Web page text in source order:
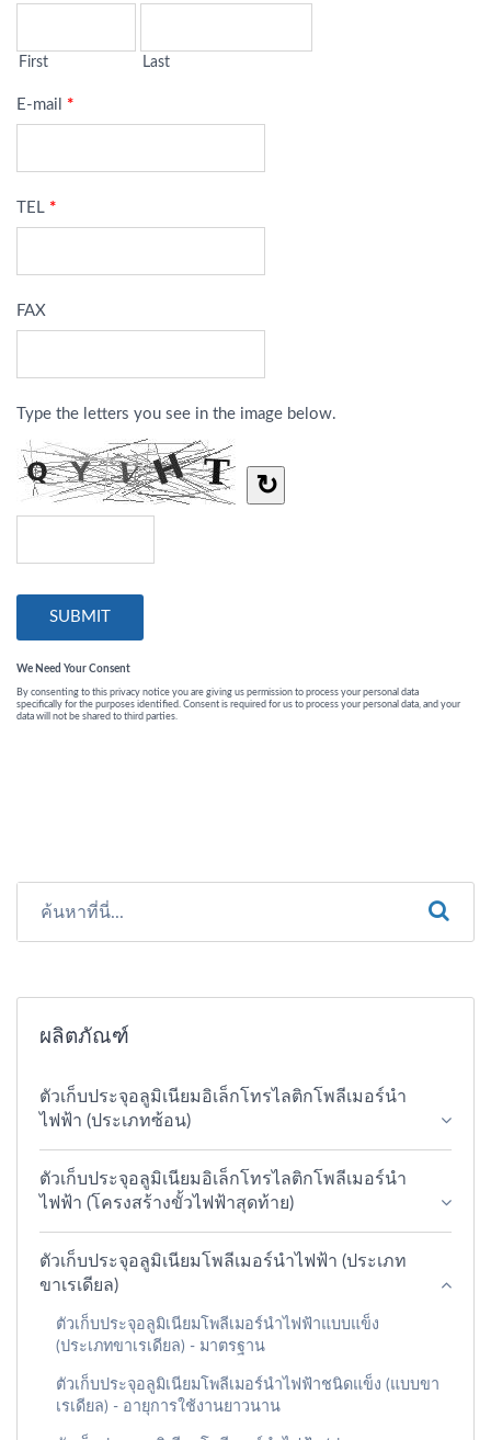
ผลิตภัณฑ์
ตัวเก็บประจุอลูมิเนียมอิเล็กโทรไลติกโพลีเมอร์นำ
ไฟฟ้า (ประเภทซ้อน)
ตัวเก็บประจุอลูมิเนียมอิเล็กโทรไลติกโพลีเมอร์นำ
ไฟฟ้า (โครงสร้างขั้วไฟฟ้าสุดท้าย)
ตัวเก็บประจุอลูมิเนียมโพลีเมอร์นำไฟฟ้า (ประเภท
ขาเรเดียล)
ตัวเก็บประจุอลูมิเนียมโพลีเมอร์นำไฟฟ้าแบบแข็ง
(ประเภทขาเรเดียล) - มาตรฐาน
ตัวเก็บประจุอลูมิเนียมโพลีเมอร์นำไฟฟ้าชนิดแข็ง (แบบขา
เรเดียล) - อายุการใช้งานยาวนาน